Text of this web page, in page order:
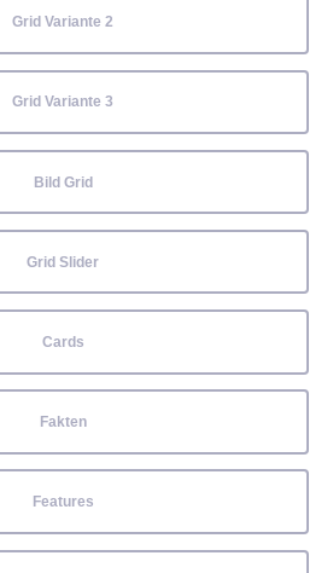
Grid Variante 2
Grid Variante 3
Bild Grid
Grid Slider
Cards
Fakten
Features